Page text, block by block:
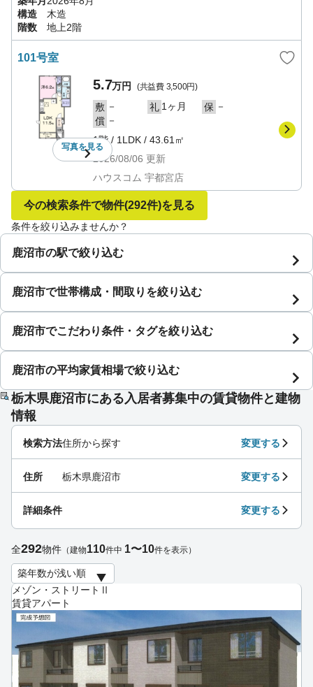
構造
木造
階数
地上2階
101号室
写真を見る
5.7万円 (共益費 3,500円)
敷 － 礼 1ヶ月 保 －
償 －
1階/ 1LDK / 43.61㎡
2026/08/06 更新
ハウスコム 宇都宮店
今の検索条件で物件(292件)を見る
条件を絞り込みませんか？
鹿沼市の駅で絞り込む
鹿沼市で世帯構成・間取りを絞り込む
鹿沼市でこだわり条件・タグを絞り込む
鹿沼市の平均家賃相場で絞り込む
栃木県鹿沼市にある入居者募集中の賃貸物件と建物
情報
メゾン・ストリートⅡ
賃貸アパート
検索方法住所から探す 変更する
住所 栃木県鹿沼市 変更する
詳細条件 変更する
全292物件 （建物110件中 1〜10件を表示）